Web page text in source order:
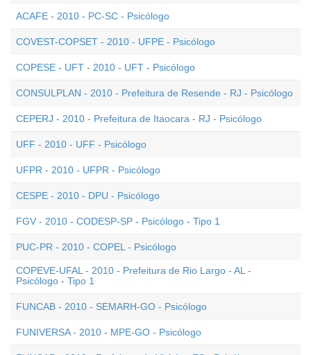
ACAFE - 2010 - PC-SC - Psicólogo
COVEST-COPSET - 2010 - UFPE - Psicólogo
COPESE - UFT - 2010 - UFT - Psicólogo
CONSULPLAN - 2010 - Prefeitura de Resende - RJ - Psicólogo
CEPERJ - 2010 - Prefeitura de Itaocara - RJ - Psicólogo
UFF - 2010 - UFF - Psicólogo
UFPR - 2010 - UFPR - Psicólogo
CESPE - 2010 - DPU - Psicólogo
FGV - 2010 - CODESP-SP - Psicólogo - Tipo 1
PUC-PR - 2010 - COPEL - Psicólogo
COPEVE-UFAL - 2010 - Prefeitura de Rio Largo - AL -
Psicólogo - Tipo 1
FUNCAB - 2010 - SEMARH-GO - Psicólogo
FUNIVERSA - 2010 - MPE-GO - Psicólogo